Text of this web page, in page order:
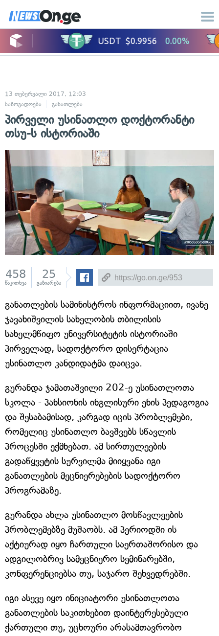
13 თებერვალი 2017, 12:03
საზოგადოება
განათლება
პირველი უსინათლო დოქტორანტი
თსუ-ს ისტორიაში
458
წაკითხვა
25
გაზიარება
განათლების სამინისტროს ინფორმაციით, ივანე
ჯავახიშვილის სახელობის თბილისის
სახელმწიფო უნივერსიტეტის ისტორიაში
პირველად, სადოქტორო დისერტაცია
უსინათლო კანდიდატმა დაიცვა.
გურანდა ჯამათაშვილი 202-ე უსინათლოთა
სკოლა - პანსიონის ინგლისური ენის პედაგოგია
და შესაბამისად, კარგად იცის პრობლემები,
რომელიც უსინათლო ბავშვებს სწავლის
პროცესში ექმნებათ. ამ სირთულეების
გადაწყვეტის სურვილმა მიიყვანა იგი
განათლების მეცნიერებების სადოქტორო
პროგრამაზე.
გურანდა ახლა უსინათლო მოსწავლეების
პრობლემებზე მუშაობს. ამ პერიოდში ის
აქტიურად იყო ჩართული საერთაშორისო და
ადგილობრივ სამეცნიერო სემინარებში,
კონფერენციებსა თუ, საჯარო შეხვედრებში.
იგი ასევე იყო ინიციატორი უსინათლოთა
განათლების საკითხებით დაინტერესებული
ქართული თუ, უცხოური არასამთავრობო